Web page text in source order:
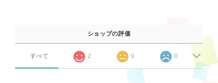
ショップの評価
すべて 2 0 0